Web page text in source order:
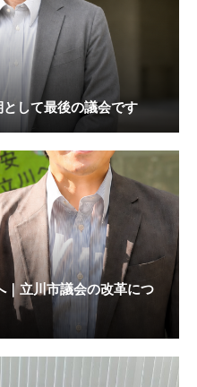
して最後の議会です
｜立川市議会の改革につ